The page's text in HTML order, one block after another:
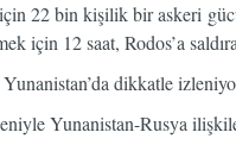
22 bin kişilik bir askeri
için 12 saat, Rodos’a
dikkatle
Yunanistan-Rusya